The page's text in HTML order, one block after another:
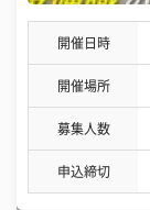
開催日時
開催場所
募集人数
申込締切